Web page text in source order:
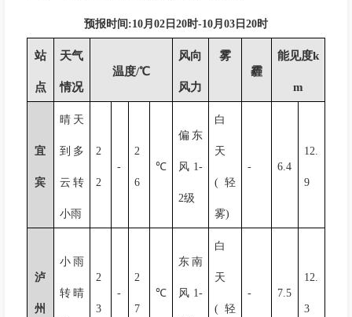
预报时间 :10月02日20时-10月03日20时
站
点
天气
情况
温度/℃
风向
风力
雾
霾
能见度k
m
宜
宾
晴天
到多
云转
小雨
2
2
-
2
6
℃
偏东
风 1-
2级
白
天
(轻
雾)
- 6.4
12.
9
泸
州
小雨
转晴
2
3
-
2
7
℃
东南
风 1-
白
天
(轻
- 7.5
12.
3